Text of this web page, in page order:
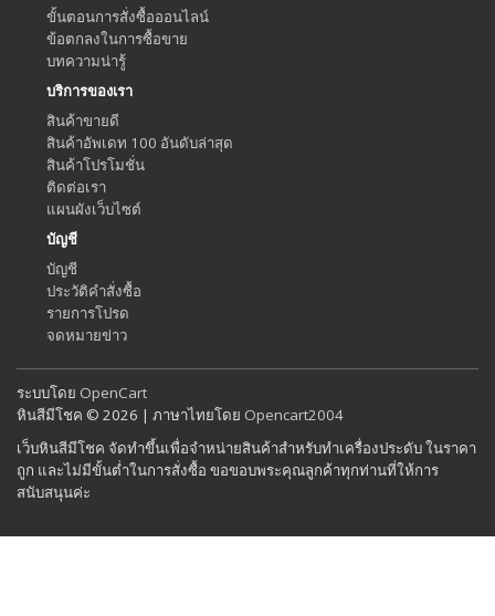
ขั้นตอนการสั่งซื้อออนไลน์
ข้อตกลงในการซื้อขาย
บทความน่ารู้
บริการของเรา
สินค้าขายดี
สินค้าอัพเดท 100 อันดับล่าสุด
สินค้าโปรโมชั่น
ติดต่อเรา
แผนผังเว็บไซต์
บัญชี
บัญชี
ประวัติคำสั่งซื้อ
รายการโปรด
จดหมายข่าว
ระบบโดย OpenCart
หินสีมีโชค © 2026 | ภาษาไทยโดย Opencart2004
เว็บหินสีมีโชค จัดทำขึ้นเพื่อจำหน่ายสินค้าสำหรับทำเครื่องประดับ ในราคา
ถูก และไม่มีขั้นต่ำในการสั่งซื้อ ขอขอบพระคุณลูกค้าทุกท่านที่ให้การ
สนับสนุนค่ะ